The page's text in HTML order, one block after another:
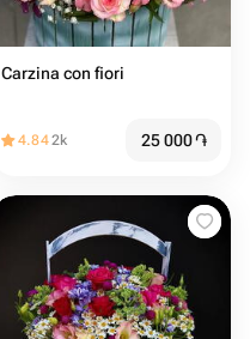
Carzina con fiori
4.842k 25 000֏